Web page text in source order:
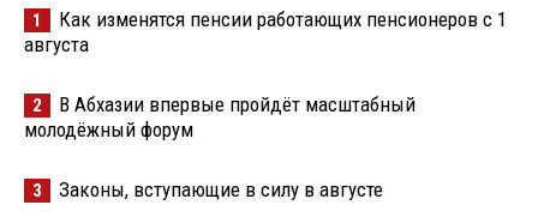
1
Как изменятся пенсии работающих пенсионеров с 1
августа
2
В Абхазии впервые пройдёт масштабный
молодёжный форум
3 Законы, вступающие в силу в августе